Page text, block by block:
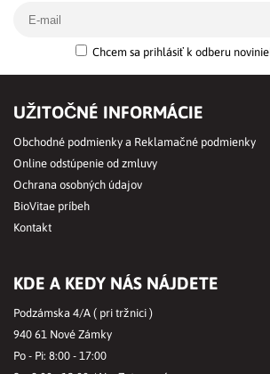
Chcem sa prihlásiť k odberu
UŽITOČNÉ INFORMÁCIE
Obchodné podmienky a Reklamačné podmienky
Online odstúpenie od zmluvy
Ochrana osobných údajov
BioVitae príbeh
Kontakt
KDE A KEDY NÁS NÁJDETE
Podzámska 4/A ( pri tržnici )
940 61 Nové Zámky
Po - Pi: 8:00 - 17:00